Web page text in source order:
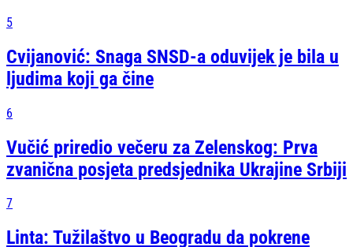
5
Cvijanović: Snaga SNSD-a oduvijek je bila u
ljudima koji ga čine
6
Vučić priredio večeru za Zelenskog: Prva
zvanična posjeta predsjednika Ukrajine Srbiji
7
Linta: Tužilaštvo u Beogradu da pokrene